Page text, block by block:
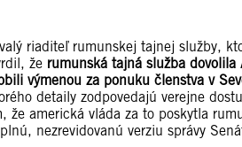
riaditeľ rumunskej tajnej služby,
že rumunská tajná služba
výmenou za ponuku členstva v
detaily zodpovedajú verejne
že americká vláda za to poskytla
nezrevidovanú verziu správy